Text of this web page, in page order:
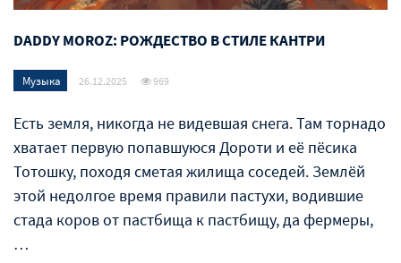
DADDY MOROZ: РОЖДЕСТВО В СТИЛЕ КАНТРИ
Музыка 26.12.2025 969
Есть земля, никогда не видевшая снега. Там торнадо
хватает первую попавшуюся Дороти и её пёсика
Тотошку, походя сметая жилища соседей. Землёй
этой недолгое время правили пастухи, водившие
стада коров от пастбища к пастбищу, да фермеры,
…